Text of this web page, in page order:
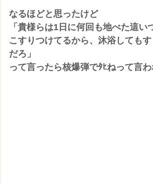
なるほどと思ったけど
「貴様らは1日に何回も地べた這い
こすりつけてるから、沐浴しても
だろ」
って言ったら核爆弾でﾀﾋねって言